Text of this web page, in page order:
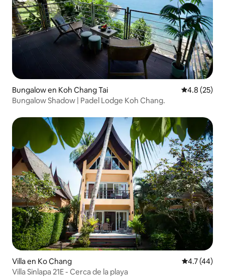
Bungalow en Koh Chang Tai Calificación
4.8 (25)
Bungalow Shadow | Padel Lodge Koh Chang.
Villa en Ko Chang Calificación
4.7 (44)
Villa Sinlapa 21E - Cerca de la playa